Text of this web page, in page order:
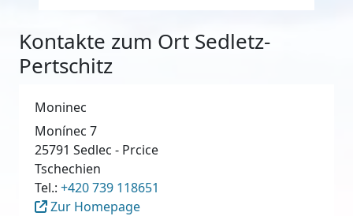
Kontakte zum Ort Sedletz-
Pertschitz
Moninec
Monínec 7
25791 Sedlec - Prcice
Tschechien
Tel.: +420 739 118651
Zur Homepage